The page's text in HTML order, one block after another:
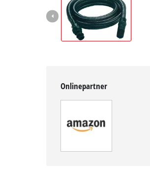
Onlinepartner